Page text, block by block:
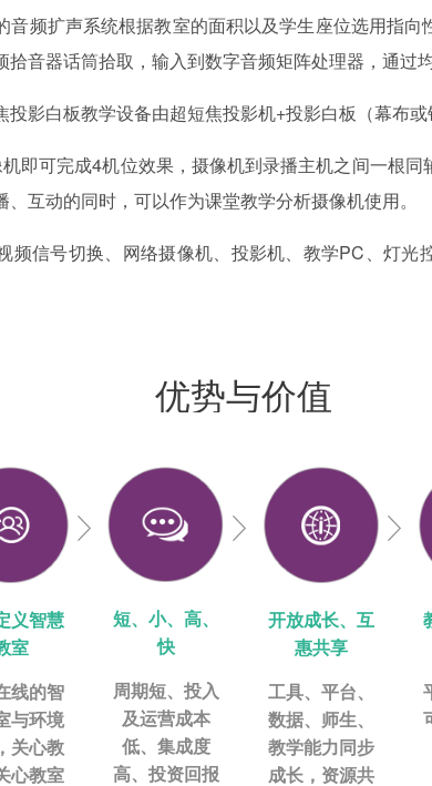
音频扩声系统根据教室的面积以及学生座位选用指
音器话筒拾取，输入到数字音频矩阵处理器，通过
投影白板教学设备由超短焦投影机+投影白板（幕布或
即可完成4机位效果，摄像机到录播主机之间一根
互动的同时，可以作为课堂教学分析摄像机使用。
频信号切换、网络摄像机、投影机、教学PC、灯光
优势与价值
义智慧
室
线的智
与环境
关心教
心教室
短、小、高、
快
周期短、投入
及运营成本
低、集成度
高、投资回报
开放成长、互
惠共享
工具、平台、
数据、师生、
教学能力同步
成长，资源共